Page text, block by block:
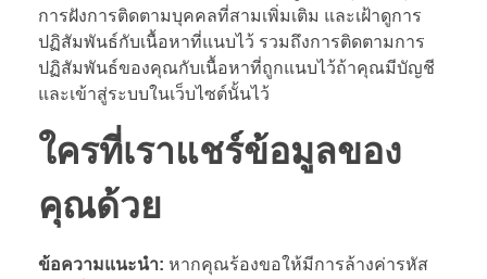
การฝังการติดตามบุคคลที่สามเพิ่มเติม และเฝ้าดูการ
ปฏิสัมพันธ์กับเนื้อหาที่แนบไว้ รวมถึงการติดตามการ
ปฏิสัมพันธ์ของคุณกับเนื้อหาที่ถูกแนบไว้ถ้าคุณมีบัญชี
และเข้าสู่ระบบในเว็บไซต์นั้นไว้
ใครที่เราแชร์ข้อมูลของ
คุณด้วย
ข้อความแนะนำ: หากคุณร้องขอให้มีการล้างค่ารหัส